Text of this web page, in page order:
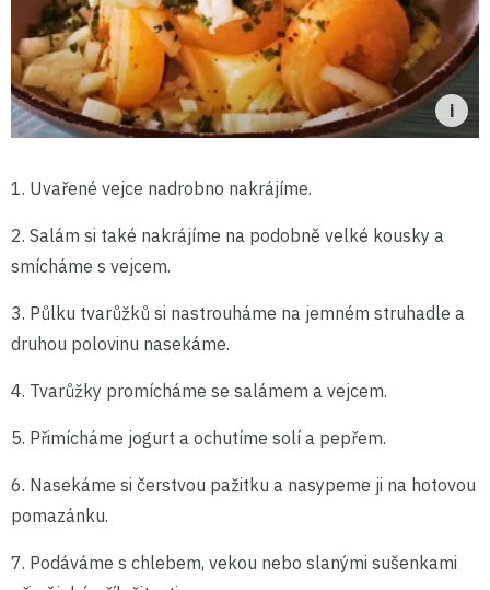
1. Uvařené vejce nadrobno nakrájíme.
2. Salám si také nakrájíme na podobně velké kousky a
smícháme s vejcem.
3. Půlku tvarůžků si nastrouháme na jemném struhadle a
druhou polovinu nasekáme.
4. Tvarůžky promícháme se salámem a vejcem.
5. Přimícháme jogurt a ochutíme solí a pepřem.
6. Nasekáme si čerstvou pažitku a nasypeme ji na hotovou
pomazánku.
7. Podáváme s chlebem, vekou nebo slanými sušenkami